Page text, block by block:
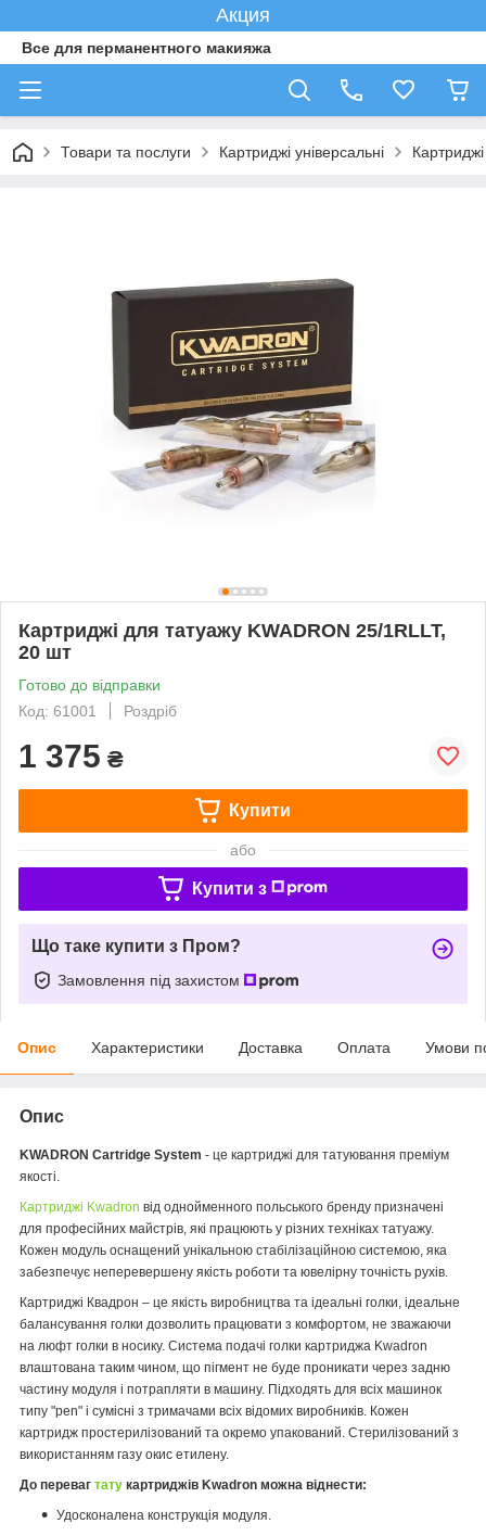
Акция
Все для перманентного макияжа
Товари та послуги Картриджі універсальні
Картриджі для татуажу KWADRON 25/1RLLT,
20 шт
Готово до відправки
Код: 61001
Роздріб
1 375 ₴
Купити
або
Купити з
Що таке купити з Пром?
Замовлення під захистом
Опис Характеристики Доставка Оплата Умови
Опис
KWADRON Cartridge System - це картриджі для татуювання преміум
якості.
Картриджі Kwadron від однойменного польського бренду призначені
для професійних майстрів, які працюють у різних техніках татуажу.
Кожен модуль оснащений унікальною стабілізаційною системою, яка
забезпечує неперевершену якість роботи та ювелірну точність рухів.
Картриджі Квадрон – це якість виробництва та ідеальні голки, ідеальне
балансування голки дозволить працювати з комфортом, не зважаючи
на люфт голки в носику. Система подачі голки картриджа Kwadron
влаштована таким чином, що пігмент не буде проникати через задню
частину модуля і потрапляти в машину. Підходять для всіх машинок
типу "pen" і сумісні з тримачами всіх відомих виробників. Кожен
картридж простерилізований та окремо упакований. Стерилізований з
використанням газу окис етилену.
До переваг тату картриджів Kwadron можна віднести:
Удосконалена конструкція модуля.